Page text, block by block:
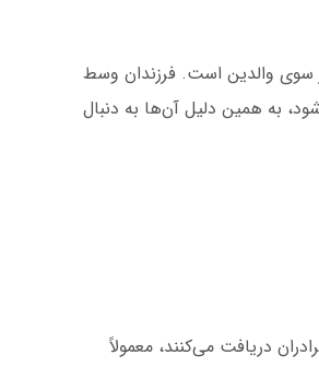
سوی والدین است. فرزندان وسط
به همین دلیل آن‌ها به دنبال
دریافت می‌کنند، معمولاً